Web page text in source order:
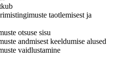
taotlemisest ja
otsuse sisu
andmisest keeldumise alused
vaidlustamine